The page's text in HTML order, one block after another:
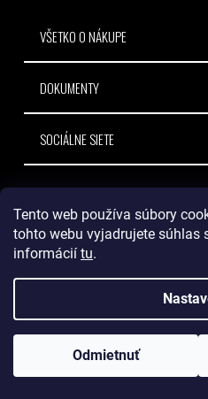
Tento web používa súbory
tohto webu vyjadrujete súhlas
informácií tu.
Odmietnuť
VŠETKO O NÁKUPE
DOKUMENTY
SOCIÁLNE SIETE
Odoberajte novinky a získajte
akciám a